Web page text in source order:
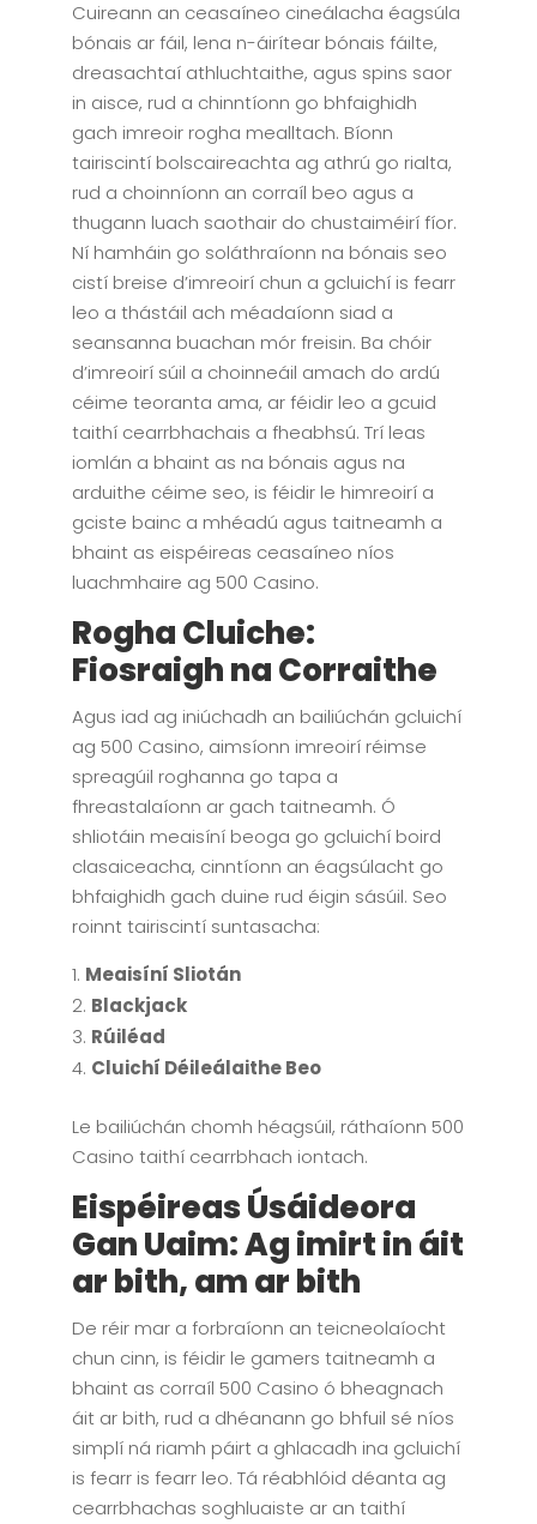
Cuireann an ceasaíneo cineálacha éagsúla
bónais ar fáil, lena n-áirítear bónais fáilte,
dreasachtaí athluchtaithe, agus spins saor
in aisce, rud a chinntíonn go bhfaighidh
gach imreoir rogha mealltach. Bíonn
tairiscintí bolscaireachta ag athrú go rialta,
rud a choinníonn an corraíl beo agus a
thugann luach saothair do chustaiméirí fíor.
Ní hamháin go soláthraíonn na bónais seo
cistí breise d’imreoirí chun a gcluichí is fearr
leo a thástáil ach méadaíonn siad a
seansanna buachan mór freisin. Ba chóir
d’imreoirí súil a choinneáil amach do ardú
céime teoranta ama, ar féidir leo a gcuid
taithí cearrbhachais a fheabhsú. Trí leas
iomlán a bhaint as na bónais agus na
arduithe céime seo, is féidir le himreoirí a
gciste bainc a mhéadú agus taitneamh a
bhaint as eispéireas ceasaíneo níos
luachmhaire ag 500 Casino.
Rogha Cluiche:
Fiosraigh na Corraithe
Agus iad ag iniúchadh an bailiúchán gcluichí
ag 500 Casino, aimsíonn imreoirí réimse
spreagúil roghanna go tapa a
fhreastalaíonn ar gach taitneamh. Ó
shliotáin meaisíní beoga go gcluichí boird
clasaiceacha, cinntíonn an éagsúlacht go
bhfaighidh gach duine rud éigin sásúil. Seo
roinnt tairiscintí suntasacha:
Meaisíní Sliotán
Blackjack
Rúiléad
Cluichí Déileálaithe Beo
Le bailiúchán chomh héagsúil, ráthaíonn 500
Casino taithí cearrbhach iontach.
Eispéireas Úsáideora
Gan Uaim: Ag imirt in áit
ar bith, am ar bith
De réir mar a forbraíonn an teicneolaíocht
chun cinn, is féidir le gamers taitneamh a
bhaint as corraíl 500 Casino ó bheagnach
áit ar bith, rud a dhéanann go bhfuil sé níos
simplí ná riamh páirt a ghlacadh ina gcluichí
is fearr is fearr leo. Tá réabhlóid déanta ag
cearrbhachas soghluaiste ar an taithí